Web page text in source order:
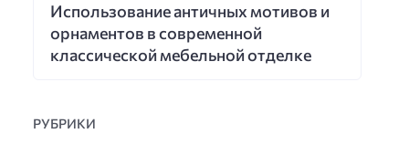
Использование античных мотивов и
орнаментов в современной
классической мебельной отделке
РУБРИКИ